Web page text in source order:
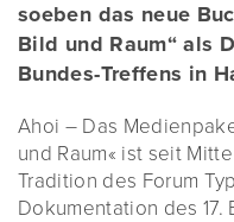
soeben das neue
Bild und Raum“ als
Bundes-Treffens in
Ahoi – Das
und Raum« ist seit
Tradition des Forum
Dokumentation des